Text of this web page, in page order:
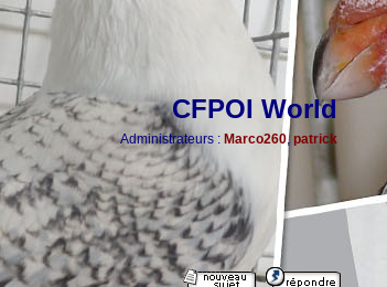
CFPOI World
Administrateurs : Marco260, patrick